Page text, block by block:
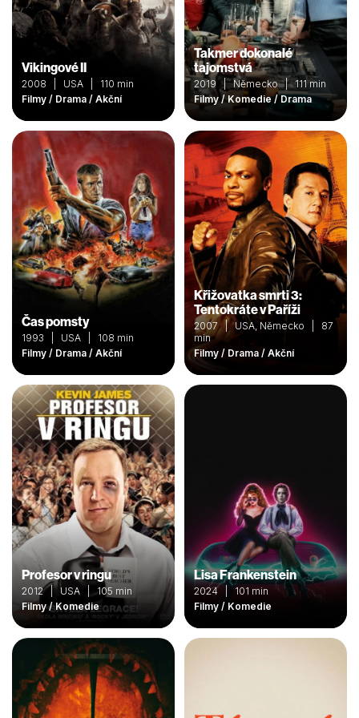
Vikingové II
2008 | USA | 110 min
Filmy / Drama / Akční
Takmer dokonalé
tajomstvá
2019 | Německo | 111 min
Filmy / Komedie / Drama
Čas pomsty
1993 | USA | 108 min
Filmy / Drama / Akční
Křižovatka smrti 3:
Tentokráte v Paříži
2007 | USA, Německo | 87
min
Filmy / Drama / Akční
Profesor v ringu
2012 | USA | 105 min
Filmy / Komedie
Lisa Frankenstein
2024 | 101 min
Filmy / Komedie